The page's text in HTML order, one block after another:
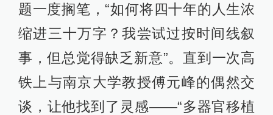
题一度搁笔，“如何将四十年的人生浓
缩进三十万字？我尝试过按时间线叙
事，但总觉得缺乏新意”。直到一次高
铁上与南京大学教授傅元峰的偶然交
谈，让他找到了灵感——“多器官移植